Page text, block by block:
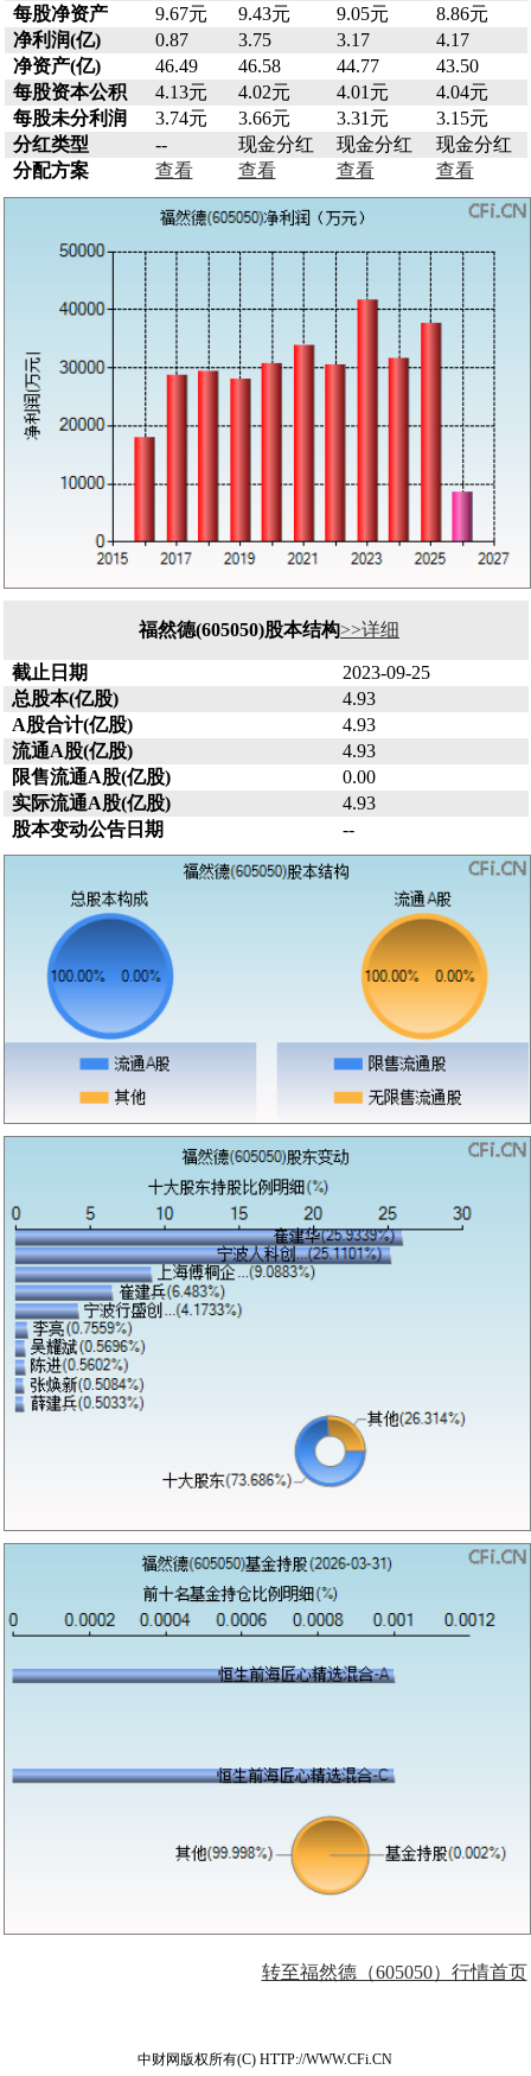
每股净资产
9.67元 9.43元 9.05元
8.86元
净利润(亿)
0.87 3.75 3.17
4.17
净资产(亿)
46.49 46.58 44.77
43.50
每股资本公积
4.13元 4.02元 4.01元
4.04元
每股未分利润
3.74元 3.66元 3.31元
3.15元
分红类型
-- 现金分红 现金分红
现金分红
分配方案
查看 查看 查看 查看
福然德(605050)股本结构>>详细
截止日期
2023-09-25
总股本(亿股)
4.93
A股合计(亿股)
4.93
流通A股(亿股)
4.93
限售流通A股(亿股)
0.00
实际流通A股(亿股)
4.93
股本变动公告日期
--
转至福然德（605050）行情首页
中财网版权所有(C) HTTP://WWW.CFi.CN